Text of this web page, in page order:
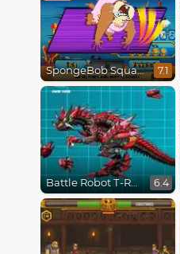
SpongeBob SquarePants : Monster Island Adventures 7.1
Battle Robot T-Rex Age 6.4